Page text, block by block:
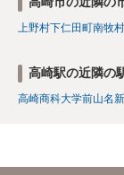
上野村下仁田町南牧村
高崎駅の近隣の
高崎商科大学前山名